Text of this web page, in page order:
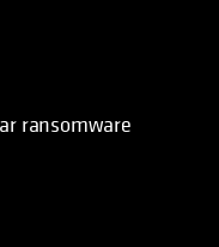
ransomware